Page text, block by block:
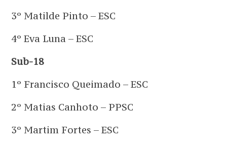
3º Matilde Pinto – ESC
4º Eva Luna – ESC
Sub-18
1º Francisco Queimado – ESC
2º Matias Canhoto – PPSC
3º Martim Fortes – ESC